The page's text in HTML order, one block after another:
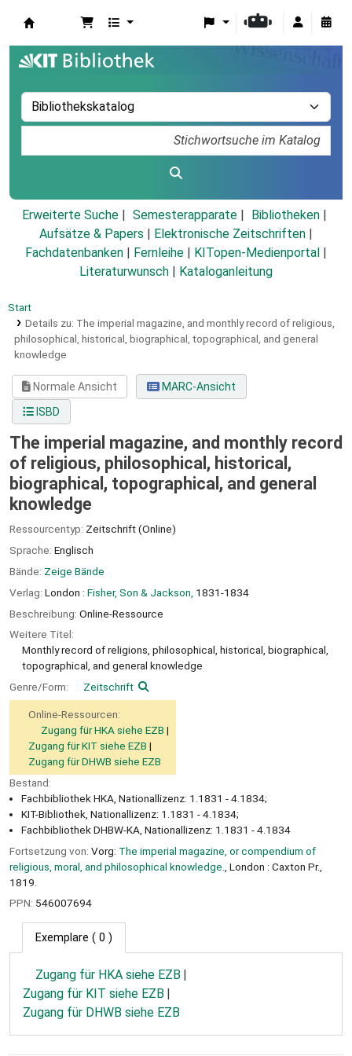
Erweiterte Suche Semesterapparate
Bibliotheken
Aufsätze & Papers
Elektronische Zeitschriften
Fachdatenbanken
Fernleihe KITopen-Medienportal
Literaturwunsch
Kataloganleitung
Start
Details zu: The imperial magazine, and monthly record of religious,
philosophical, historical, biographical, topographical, and general
knowledge
Normale Ansicht
MARC-Ansicht
ISBD
The imperial magazine, and monthly record
of religious, philosophical, historical,
biographical, topographical, and general
knowledge
Ressourcentyp: Zeitschrift (Online)
Sprache: Englisch
Bände: Zeige Bände
Verlag: London : Fisher, Son & Jackson, 1831-1834
Beschreibung: Online-Ressource
Weitere Titel:
Monthly record of religions, philosophical, historical, biographical,
topographical, and general knowledge
Genre/Form:
Zeitschrift
Online-Ressourcen:
Zugang für HKA siehe EZB
Zugang für KIT siehe EZB
Zugang für DHWB siehe EZB
Bestand:
Fachbibliothek HKA, Nationallizenz: 1.1831 - 4.1834;
KIT-Bibliothek, Nationallizenz: 1.1831 - 4.1834;
Fachbibliothek DHBW-KA, Nationallizenz: 1.1831 - 4.1834
Fortsetzung von: Vorg: The imperial magazine, or compendium of
religious, moral, and philosophical knowledge.
, London : Caxton Pr.,
1819.
PPN: 546007694
Exemplare ( 0 )
Zugang für HKA siehe EZB
Zugang für KIT siehe EZB
Zugang für DHWB siehe EZB